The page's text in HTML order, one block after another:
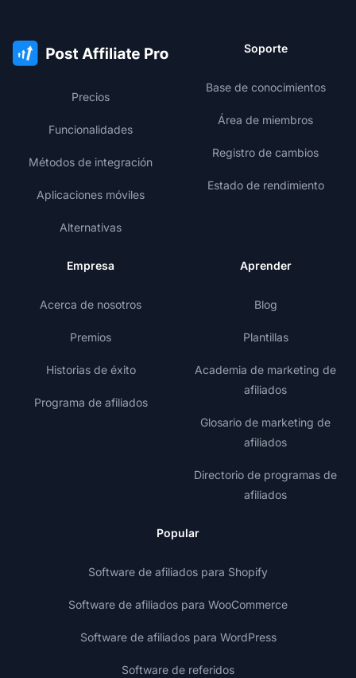
Precios
Funcionalidades
Métodos de integración
Aplicaciones móviles
Alternativas
Soporte
Base de conocimientos
Área de miembros
Registro de cambios
Estado de rendimiento
Empresa
Acerca de nosotros
Premios
Historias de éxito
Programa de afiliados
Aprender
Blog
Plantillas
Academia de marketing de
afiliados
Glosario de marketing de
afiliados
Directorio de programas de
afiliados
Popular
Software de afiliados para Shopify
Software de afiliados para WooCommerce
Software de afiliados para WordPress
Software de referidos